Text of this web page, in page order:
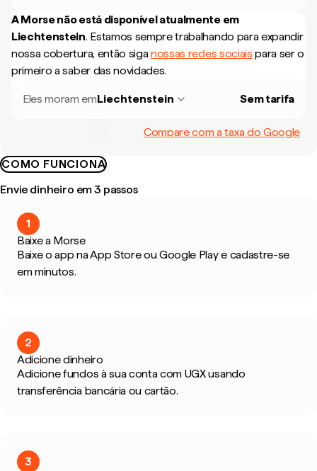
A Morse não está disponível atualmente em
Liechtenstein. Estamos sempre trabalhando para expandir
nossa cobertura, então siganossas redes sociais para ser o
primeiro a saber das novidades.
Eles moram emLiechtenstein Sem tarifa
Compare com a taxa do Google
COMO FUNCIONA
Envie dinheiro em 3 passos
1
Baixe a Morse
Baixe o app na App Store ou Google Play e cadastre-se
em minutos.
2
Adicione dinheiro
Adicione fundos à sua conta com UGX usando
transferência bancária ou cartão.
3